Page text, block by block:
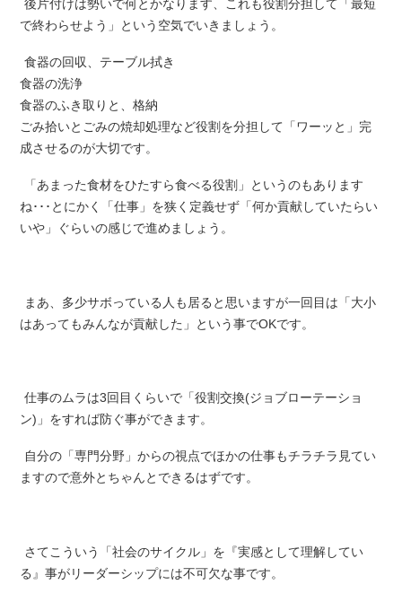
後片付けは勢いで何とかなります、これも役割分担して「最短
で終わらせよう」という空気でいきましょう。
食器の回収、テーブル拭き
食器の洗浄
食器のふき取りと、格納
ごみ拾いとごみの焼却処理など役割を分担して「ワーッと」完
成させるのが大切です。
「あまった食材をひたすら食べる役割」というのもあります
ね･･･とにかく「仕事」を狭く定義せず「何か貢献していたらい
いや」ぐらいの感じで進めましょう。
まあ、多少サボっている人も居ると思いますが一回目は「大小
はあってもみんなが貢献した」という事でOKです。
仕事のムラは3回目くらいで「役割交換(ジョブローテーショ
ン)」をすれば防ぐ事ができます。
自分の「専門分野」からの視点でほかの仕事もチラチラ見てい
ますので意外とちゃんとできるはずです。
さてこういう「社会のサイクル」を『実感として理解してい
る』事がリーダーシップには不可欠な事です。